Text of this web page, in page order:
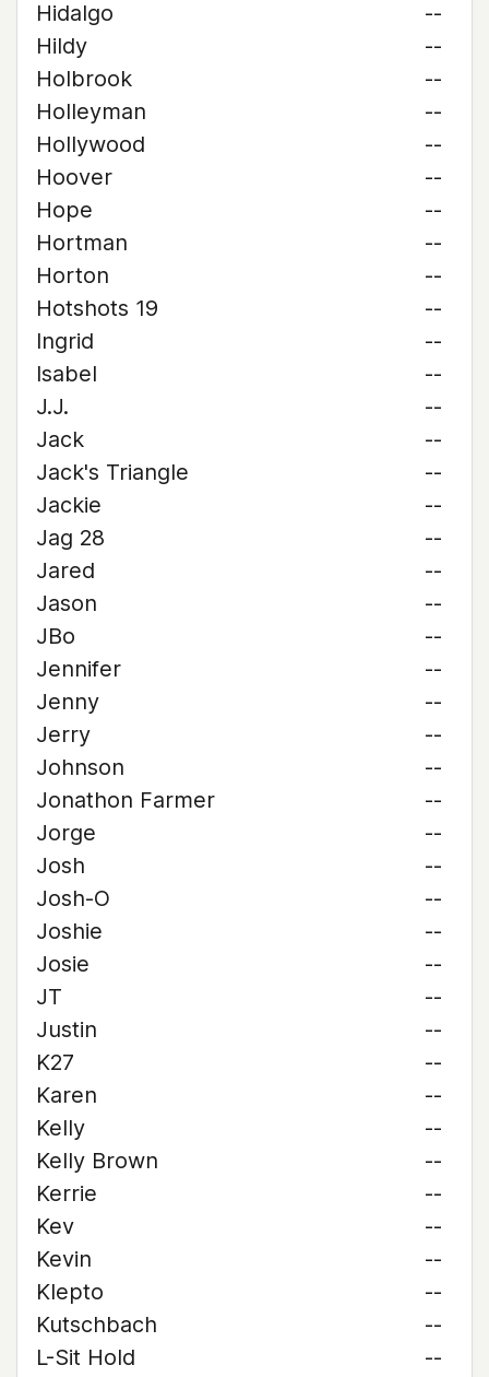
Hidalgo
--
Hildy
--
Holbrook
--
Holleyman
--
Hollywood
--
Hoover
--
Hope
--
Hortman
--
Horton
--
Hotshots 19
--
Ingrid
--
Isabel
--
J.J.
--
Jack
--
Jack's Triangle
--
Jackie
--
Jag 28
--
Jared
--
Jason
--
JBo
--
Jennifer
--
Jenny
--
Jerry
--
Johnson
--
Jonathon Farmer
--
Jorge
--
Josh
--
Josh-O
--
Joshie
--
Josie
--
JT
--
Justin
--
K27
--
Karen
--
Kelly
--
Kelly Brown
--
Kerrie
--
Kev
--
Kevin
--
Klepto
--
Kutschbach
--
L-Sit Hold
--